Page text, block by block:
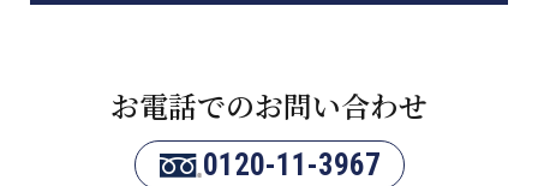
お電話でのお問い合わせ
0120-11-3967